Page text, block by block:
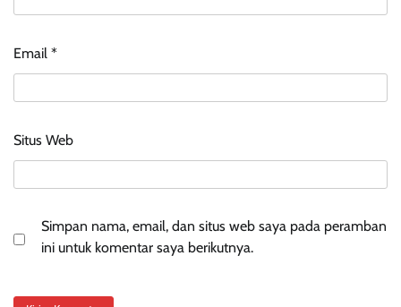
Email *
Situs Web
Simpan nama, email, dan situs web saya pada peramban
ini untuk komentar saya berikutnya.